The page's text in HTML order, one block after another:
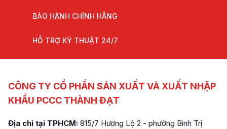
BẢO HÀNH CHÍNH HÃNG
HỖ TRỢ KỸ THUẬT 24/7
CÔNG TY CỔ PHẦN SẢN XUẤT VÀ XUẤT NHẬP
KHẨU PCCC THÀNH ĐẠT
Địa chỉ tại TPHCM: 815/7 Hương Lộ 2 - phường Bình Trị